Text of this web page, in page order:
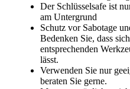
Der Schlüsselsafe ist
am Untergrund
Schutz vor Sabotage
Bedenken Sie, dass
entsprechenden
lässt.
Verwenden Sie nur
beraten Sie gerne.